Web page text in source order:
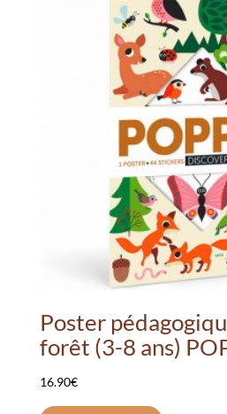
Poster
forêt (3-8 ans)
16.90€